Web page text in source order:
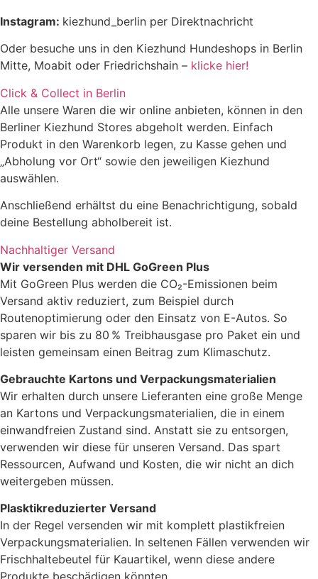
Instagram: kiezhund_berlin per Direktnachricht
Oder besuche uns in den Kiezhund Hundeshops in Berlin
Mitte, Moabit oder Friedrichshain – klicke hier!
Click & Collect in Berlin
Alle unsere Waren die wir online anbieten, können in den
Berliner Kiezhund Stores abgeholt werden. Einfach
Produkt in den Warenkorb legen, zu Kasse gehen und
„Abholung vor Ort“ sowie den jeweiligen Kiezhund
auswählen.
Anschließend erhältst du eine Benachrichtigung, sobald
deine Bestellung abholbereit ist.
Nachhaltiger Versand
Wir versenden mit DHL GoGreen Plus
Mit GoGreen Plus werden die CO₂-Emissionen beim
Versand aktiv reduziert, zum Beispiel durch
Routenoptimierung oder den Einsatz von E-Autos. So
sparen wir bis zu 80 % Treibhausgase pro Paket ein und
leisten gemeinsam einen Beitrag zum Klimaschutz.
Gebrauchte Kartons und Verpackungsmaterialien
Wir erhalten durch unsere Lieferanten eine große Menge
an Kartons und Verpackungsmaterialien, die in einem
einwandfreien Zustand sind. Anstatt sie zu entsorgen,
verwenden wir diese für unseren Versand. Das spart
Ressourcen, Aufwand und Kosten, die wir nicht an dich
weitergeben müssen.
Plasktikreduzierter Versand
In der Regel versenden wir mit komplett plastikfreien
Verpackungsmaterialien. In seltenen Fällen verwenden wir
Frischhaltebeutel für Kauartikel, wenn diese andere